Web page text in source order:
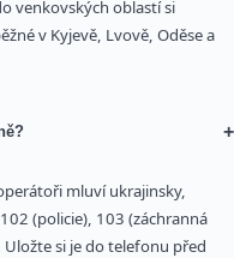
venkovských oblastí si
v Kyjevě, Lvově, Oděse a
+
mluví ukrajinsky,
(policie), 103 (záchranná
si je do telefonu před